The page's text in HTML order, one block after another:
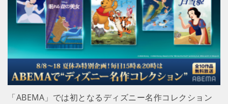
「ABEMA」では初となるディズニー名作コレクション